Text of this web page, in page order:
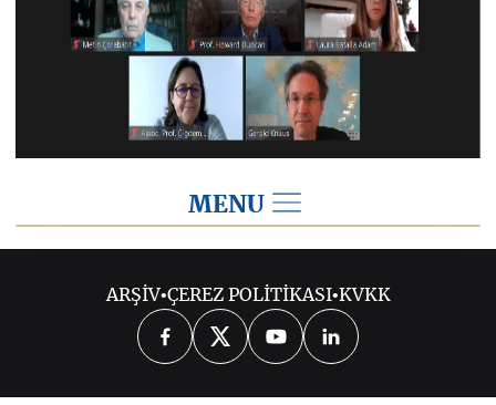
MENU
2026 2025 2024
2023 2022 2020
ARŞİV•ÇEREZ POLİTİKASI•KVKK